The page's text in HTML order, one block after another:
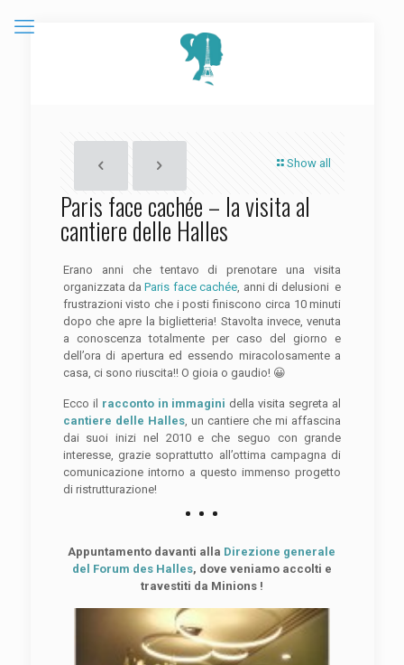
Show all
Paris face cachée – la visita al
cantiere delle Halles
Erano anni che tentavo di prenotare una visita
organizzata daParis face cachée, anni di delusioni e
frustrazioni visto che i posti finiscono circa 10 minuti
dopo che apre la biglietteria! Stavolta invece, venuta
a conoscenza totalmente per caso del giorno e
dell’ora di apertura ed essendo miracolosamente a
casa, ci sono riuscita!! O gioia o gaudio! 😀
Ecco il racconto in immagini della visita segreta al
cantiere delle Halles, un cantiere che mi affascina
dai suoi inizi nel 2010 e che seguo con grande
interesse, grazie soprattutto all’ottima campagna di
comunicazione intorno a questo immenso progetto
di ristrutturazione!
Appuntamento davanti alla Direzione generale
del Forum des Halles, dove veniamo accolti e
travestiti da Minions !